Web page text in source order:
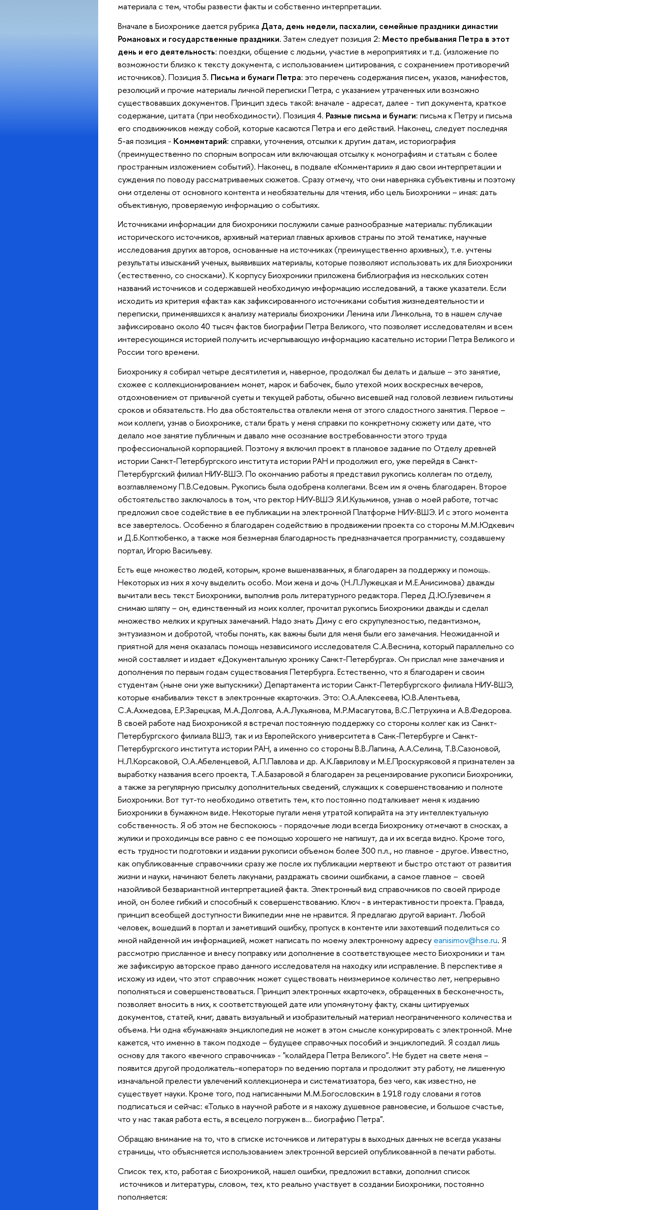
материала с тем, чтобы развести факты и собственно интерпретации.
Вначале в Биохронике дается рубрика Дата, день недели, пасхалии, семейные праздники династии
Романовых и государственные праздники. Затем следует позиция 2: Место пребывания Петра в этот
день и его деятельность: поездки, общение с людьми, участие в мероприятиях и т.д. (изложение по
возможности близко к тексту документа, с использованием цитирования, с сохранением противоречий
источников). Позиция 3. Письма и бумаги Петра: это перечень содержания писем, указов, манифестов,
резолюций и прочие материалы личной переписки Петра, с указанием утраченных или возможно
существовавших документов. Принцип здесь такой: вначале - адресат, далее - тип документа, краткое
содержание, цитата (при необходимости). Позиция 4. Разные письма и бумаги: письма к Петру и письма
его сподвижников между собой, которые касаются Петра и его действий. Наконец, следует последняя
5-ая позиция - Комментарий: справки, уточнения, отсылки к другим датам, историография
(преимущественно по спорным вопросам или включающая отсылку к монографиям и статьям с более
пространным изложением событий). Наконец, в подвале «Комментарии» я даю свои интерпретации и
суждения по поводу рассматриваемых сюжетов. Сразу отмечу, что они наверняка субъективны и поэтому
они отделены от основного контента и необязательны для чтения, ибо цель Биохроники – иная: дать
объективную, проверяемую информацию о событиях.
Источниками информации для биохроники послужили самые разнообразные материалы: публикации
исторического источников, архивный материал главных архивов страны по этой тематике, научные
исследования других авторов, основанные на источниках (преимущественно архивных), т.е. учтены
результаты изысканий ученых, выявивших материалы, которые позволяют использовать их для Биохроники
(естественно, со сносками). К корпусу Биохроники приложена библиография из нескольких сотен
названий источников и содержавшей необходимую информацию исследований, а также указатели. Если
исходить из критерия «факта» как зафиксированного источниками события жизнедеятельности и
переписки, применявшихся к анализу материалы биохроники Ленина или Линкольна, то в нашем случае
зафиксировано около 40 тысяч фактов биографии Петра Великого, что позволяет исследователям и всем
интересующимся историей получить исчерпывающую информацию касательно истории Петра Великого и
России того времени.
Биохронику я собирал четыре десятилетия и, наверное, продолжал бы делать и дальше – это занятие,
схожее с коллекционированием монет, марок и бабочек, было утехой моих воскресных вечеров,
отдохновением от привычной суеты и текущей работы, обычно висевшей над головой лезвием гильотины
сроков и обязательств. Но два обстоятельства отвлекли меня от этого сладостного занятия. Первое –
мои коллеги, узнав о Биохронике, стали брать у меня справки по конкретному сюжету или дате, что
делало мое занятие публичным и давало мне осознание востребованности этого труда
профессиональной корпорацией. Поэтому я включил проект в плановое задание по Отделу древней
истории Санкт-Петербургского института истории РАН и продолжил его, уже перейдя в Санкт-
Петербургский филиал НИУ-ВШЭ. По окончанию работы я представил рукопись коллегам по отделу,
возглавляемому П.В.Седовым. Рукопись была одобрена коллегами. Всем им я очень благодарен. Второе
обстоятельство заключалось в том, что ректор НИУ-ВШЭ Я.И.Кузьминов, узнав о моей работе, тотчас
предложил свое содействие в ее публикации на электронной Платформе НИУ-ВШЭ. И с этого момента
все завертелось. Особенно я благодарен содействию в продвижении проекта со стороны М.М.Юдкевич
и Д.Б.Коптюбенко, а также моя безмерная благодарность предназначается программисту, создавшему
портал, Игорю Васильеву.
Есть еще множество людей, которым, кроме вышеназванных, я благодарен за поддержку и помощь.
Некоторых из них я хочу выделить особо. Мои жена и дочь (Н.Л.Лужецкая и М.Е.Анисимова) дважды
вычитали весь текст Биохроники, выполнив роль литературного редактора. Перед Д.Ю.Гузевичем я
снимаю шляпу – он, единственный из моих коллег, прочитал рукопись Биохроники дважды и сделал
множество мелких и крупных замечаний. Надо знать Диму с его скрупулезностью, педантизмом,
энтузиазмом и добротой, чтобы понять, как важны были для меня были его замечания. Неожиданной и
приятной для меня оказалась помощь независимого исследователя С.А.Веснина, который параллельно со
мной составляет и издает «Документальную хронику Санкт-Петербурга». Он прислал мне замечания и
дополнения по первым годам существования Петербурга. Естественно, что я благодарен и своим
студентам (ныне они уже выпускники) Департамента истории Санкт-Петербургского филиала НИУ-ВШЭ,
которые «набивали» текст в электронные «карточки». Это: О.А.Алексеева, Ю.В.Алентьева,
С.А.Ахмедова, Е.Р.Зарецкая, М.А.Долгова, А.А.Лукьянова, М.Р.Масагутова, В.С.Петрухина и А.В.Федорова.
В своей работе над Биохроникой я встречал постоянную поддержку со стороны коллег как из Санкт-
Петербургского филиала ВШЭ, так и из Европейского университета в Санк-Петербурге и Санкт-
Петербургского института истории РАН, а именно со стороны В.В.Лапина, А.А.Селина, Т.В.Сазоновой,
Н.Л.Корсаковой, О.А.Абеленцевой, А.П.Павлова и др. А.К.Гаврилову и М.Е.Проскуряковой я признателен за
выработку названия всего проекта, Т.А.Базаровой я благодарен за рецензирование рукописи Биохроники,
а также за регулярную присылку дополнительных сведений, служащих к совершенствованию и полноте
Биохроники. Вот тут-то необходимо ответить тем, кто постоянно подталкивает меня к изданию
Биохроники в бумажном виде. Некоторые пугали меня утратой копирайта на эту интеллектуальную
собственность. Я об этом не беспокоюсь - порядочные люди всегда Биохронику отмечают в сносках, а
жулики и проходимцы все равно с ее помощью хорошего не напишут, да и их всегда видно. Кроме того,
есть трудности подготовки и издании рукописи объемом более 300 п.л., но главное - другое. Известно,
как опубликованные справочники сразу же после их публикации мертвеют и быстро отстают от развития
жизни и науки, начинают белеть лакунами, раздражать своими ошибками, а самое главное – своей
назойливой безвариантной интерпретацией факта. Электронный вид справочников по своей природе
иной, он более гибкий и способный к совершенствованию. Ключ - в интерактивности проекта. Правда,
принцип всеобщей доступности Википедии мне не нравится. Я предлагаю другой вариант. Любой
человек, вошедший в портал и заметивший ошибку, пропуск в контенте или захотевший поделиться со
мной найденной им информацией, может написать по моему электронному адресу eanisimov@hse.ru. Я
рассмотрю присланное и внесу поправку или дополнение в соответствующее место Биохроники и там
же зафиксирую авторское право данного исследователя на находку или исправление. В перспективе я
исхожу из идеи, что этот справочник может существовать неизмеримое количество лет, непрерывно
пополняться и совершенствоваться. Принцип электронных «карточек», обращенных в бесконечность,
позволяет вносить в них, к соответствующей дате или упомянутому факту, сканы цитируемых
документов, статей, книг, давать визуальный и изобразительный материал неограниченного количества и
объема. Ни одна «бумажная» энциклопедия не может в этом смысле конкурировать с электронной. Мне
кажется, что именно в таком подходе – будущее справочных пособий и энциклопедий. Я создал лишь
основу для такого «вечного справочника» - "колайдера Петра Великого". Не будет на свете меня –
появится другой продолжатель-«оператор» по ведению портала и продолжит эту работу, не лишенную
изначальной прелести увлечений коллекционера и систематизатора, без чего, как известно, не
существует науки. Кроме того, под написанными М.М.Богословским в 1918 году словами я готов
подписаться и сейчас: «Только в научной работе и я нахожу душевное равновесие, и большое счастье,
что у нас такая работа есть, я всецело погружен в... биографию Петра".
Обращаю внимание на то, что в списке источников и литературы в выходных данных не всегда указаны
страницы, что объясняется использованием электронной версией опубликованной в печати работы.
Список тех, кто, работая с Биохроникой, нашел ошибки, предложил вставки, дополнил список
источников и литературы, словом, тех, кто реально участвует в создании Биохроники, постоянно
пополняется: